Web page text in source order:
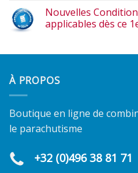
Nouvelles
applicables dès ce
À PROPOS
Boutique en ligne de
le parachutisme
+32 (0)496 38 81 71